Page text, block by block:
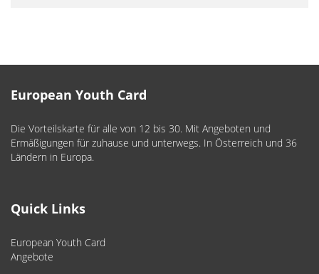
European Youth Card
Die Vorteilskarte für alle von 12 bis 30. Mit Angeboten und
Ermäßigungen für zuhause und unterwegs. In Österreich und 36
Ländern in Europa.
Quick Links
European Youth Card
Angebote